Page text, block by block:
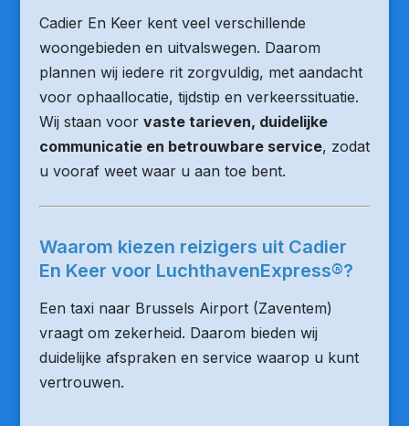
Cadier En Keer kent veel verschillende
woongebieden en uitvalswegen. Daarom
plannen wij iedere rit zorgvuldig, met aandacht
voor ophaallocatie, tijdstip en verkeerssituatie.
Wij staan voor vaste tarieven, duidelijke
communicatie en betrouwbare service, zodat
u vooraf weet waar u aan toe bent.
Waarom kiezen reizigers uit Cadier
En Keer voor LuchthavenExpress®?
Een taxi naar Brussels Airport (Zaventem)
vraagt om zekerheid. Daarom bieden wij
duidelijke afspraken en service waarop u kunt
vertrouwen.